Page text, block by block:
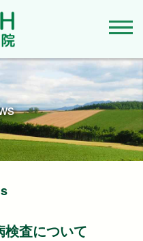
検査について